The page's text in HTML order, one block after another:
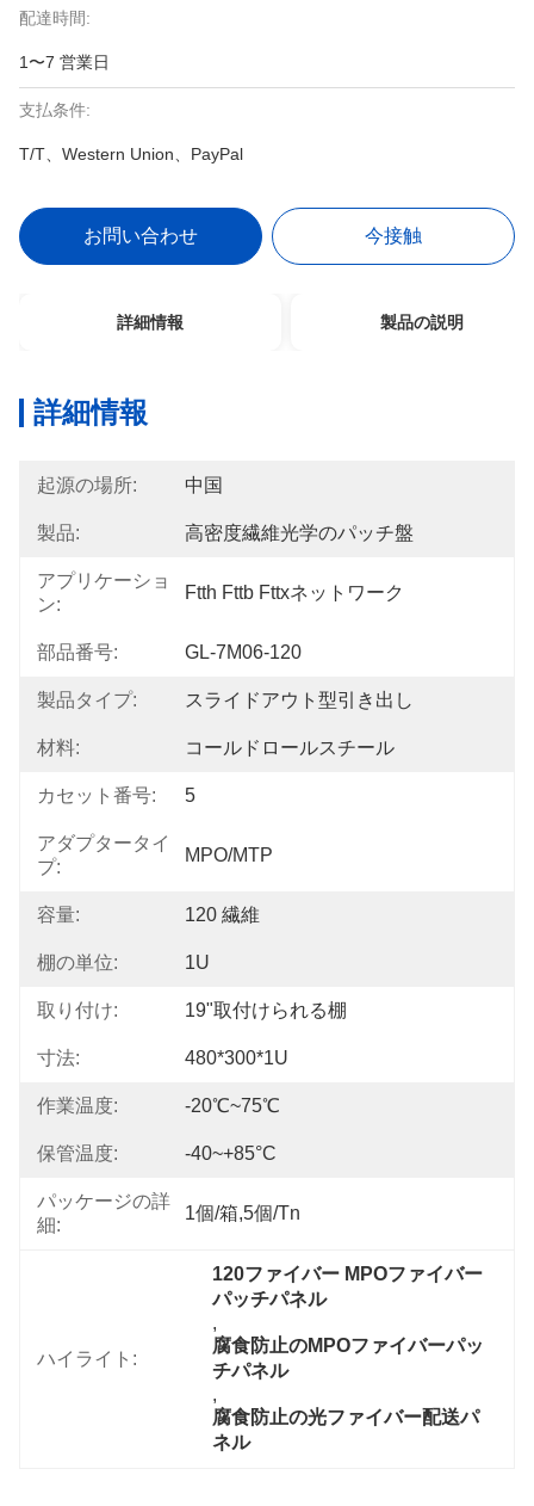
配達時間:
1〜7 営業日
支払条件:
T/T、Western Union、PayPal
お問い合わせ 今接触
詳細情報 製品の説明
詳細情報
起源の場所: 中国
製品: 高密度繊維光学のパッチ盤
アプリケーショ
ン:
Ftth Fttb Fttxネットワーク
部品番号: GL-7M06-120
製品タイプ: スライドアウト型引き出し
材料: コールドロールスチール
カセット番号: 5
アダプタータイ
プ:
MPO/MTP
容量: 120 繊維
棚の単位: 1U
取り付け: 19"取付けられる棚
寸法: 480*300*1U
作業温度: -20℃~75℃
保管温度: -40~+85°C
パッケージの詳
細:
1個/箱,5個/tn
ハイライト:
120ファイバー MPOファイバー
パッチパネル
,
腐食防止のMPOファイバーパッ
チパネル
,
腐食防止の光ファイバー配送パ
ネル